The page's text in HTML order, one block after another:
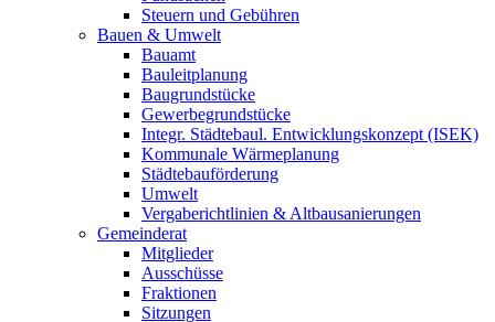
Steuern und Gebühren
Bauen & Umwelt
Bauamt
Bauleitplanung
Baugrundstücke
Gewerbegrundstücke
Integr. Städtebaul. Entwicklungskonzept (ISEK)
Kommunale Wärmeplanung
Städtebauförderung
Umwelt
Vergaberichtlinien & Altbausanierungen
Gemeinderat
Mitglieder
Ausschüsse
Fraktionen
Sitzungen